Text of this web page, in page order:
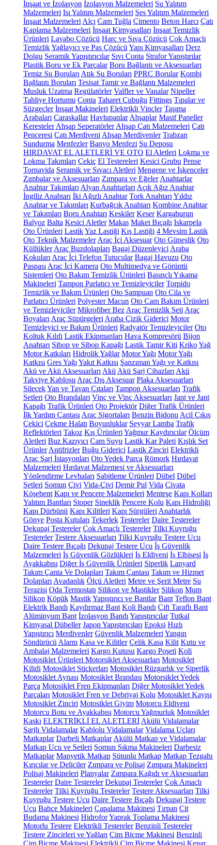
İnşaat ve İzolasyon İzolasyon Malzemeleri Su Yalıtım
Malzemeleri Isı Yalıtım Malzemeleri Ses Yalıtım Malzemeleri
İnşaat Malzemeleri Alçı Cam Tuğla Çimento Beton Harcı Çatı
Kaplama Malzemeleri İnşaat Kimyasalları İnşaat Temizlik
Ürünleri Lavabo Çözücü Harç ve Sıva Çözücü Çok Amaçlı
TemizlikYağlayıcı ve Pas Çözücü Yapı Kimyasalları Derz
Dolgu Seramik Yapıştırıcılar Sıvı Conta Strafor Yapıştırılar
Plastik Boru ve Ek Parçalar Boru Bağlantı ve Aksesuarları
Temiz Su Boruları Atık Su Boruları PPRC Borular Kombi
Bağlantı Boruları Tesisat Tamir ve Bağlantı Malzemeleri
Musluk Uzatma Regülatörler Valfler ve Vanalar Nipeller
Tahliye Hortumu Conta Taharet Çubuğu Fittings Tıpalar ve
Süzgeçler İnşaat Makineleri Elektrikli Vinçler Taşıma
Arabaları Caraskallar Havlupanlar Ahşaplar Masif Paneller
Keresteler Ahşap Seperatörler Ahşap Çatı Malzemeleri Çatı
Penceresi Çatı Merdiveni Ahşap Merdivenler Trabzan
Sundurma Menfezler Banyo Menfezi Su Deposu
HIRDAVAT EL ALETLERİ VE OTO El Aletleri Lokma ve
Lokma Takımları Çekiç El Testereleri Kesici Grubu Pense
Tornavida Seramik ve Sıvacı Aletleri Mengene ve İşkenceler
Zımbalar ve Aksesuarları Zımpara ve Eğeler Anahtarlar
Anahtar Takımları Alyan Anahtarları Açık Ağız Anahtar
İngiliz Anahtarı İki Ağızlı Anahtar Tork Anahtarı Yıldız
Anahtar ve Takımları Kurbağcık Anahtarı Kombine Anahtar
ve Takımları Boru Anahtarı Keskiler Keser Kargaburun
Balyoz Balta Kesici Aletler Makas Maket Bıçağı Iskarpela
Oto Ürünleri LastikYaz Lastiği Kış Lastiği 4 Mevsim Lastik
Oto Teknik Malzemeler Araç İçi Aksesuar Oto Güneşlik Oto
Küllükler Araç Buzdolapları Bagaj Düzenleyici Araba
Kokuları Araç İçi Telefon Tutucular Bagaj Havuzu Oto
Paspası Araç İçi Kamera Oto Multimedya ve Görüntü
Sistemleri Oto Bakım Temizlik Ürünleri Basınçlı Yıkama
Makineleri Tampon Parlatıcı ve Temizleyiciler Torpido
Temizlik ve Bakım Ürünleri Oto Şampuan Oto Cila ve
Parlatıcı Ürünleri Polyester Macun Oto Cam Bakım Ürünleri
ve Temizleyiciler Mikrofiber Bez Araç Temizlik Seti Araç
Boyaları Araç Süpürgeleri Araba Çizik Giderici Motor
Temizleyici ve Bakım Ürünleri Radyatör Temizleyiciler Oto
Koltuk Kılıfı Lastik Ekipmanları Hava Kompresörü Bijon
Anahtarı Sibop ve Sibop Kapağı Lastik Tamir Kiti KrikoYağ
Motor Katkıları Hidrolik Yağlar Motor Yağı Motor Yağı
Katkısı Gres Yağı Yakıt Katkısı Şanzıman Yağı ve Katkısı
Akü ve Akü Aksesuarları Akü Akü Şarj Cihazları Akü
Takviye Kablosu Araç Dış Aksesuar Plaka Aksesuarları
SilecekYan ve Tavan Çıtaları Tampon Aksesuarları Trafik
Setleri Oto Brandaları Vinç ve Vinç Aksesuarları Jant ve Jant
Kapağı Trafik Ürünleri Oto Projektör Diğer Trafik Ürünleri
İlk Yardım Çantası Araç Sigortaları Benzin Bidonu Acil Çıkış
Çekici Çekme Halatı Boyunluklar Seyyar Lamba Trafik
Reflektörleri Takoz Kış Ürünleri Yağmur Kaydırıcılar Ölçüm
Aletleri Buz Kazıyıcı Cam Suyu Lastik Kar Paleti Kışlık Set
Ürünler Antifrizler Buğu Giderici Lastik Zinciri Elektrikli
Araç Şarj İstasyonları Oto Yedek Parça Römork Hırdavat
Malzemeleri Hırdavat Malzemesi ve Aksesuarları
Yönlendirme Levhaları Sabitleme Ürünleri Dübel Dübel
Setleri Somun Çivi Vida-Çivi Demir Pul Vida Civata
Köşebent Kapı ve Pencere Malzemeleri Menteşe Kapı Kolları
Yalıtım Bantları Stoper Sineklik Pencere Kolu Kapı Hidroliği
Kapı Dürbünü Kapı Kilitleri Kapı Sürgüleri Anahtarlık
Gönye Posta Kutuları Tekerlek Testereler Daire Testereler
Dekupaj Testereler Çok Amaçlı Testereler Tilki Kuyruğu
Testereler Testere Aksesuarları Tilki Kuyruğu Testere Ucu
Daire Testere Bıçağı Dekupaj Testere Ucu İş Güvenlik
Malzemeleri İş Güvenlik Gözlükleri İş Eldiveni İş Elbisesi İş
Ayakkabısı Diğer İş Güvenlik Ürünleri Siperlik Lanyard
Takım Çanta Ve Dolapları Takım Çantası Takım ve Hizmet
Dolapları Avadanlık Ölçü Aletleri Metre ve Şerit Metre Su
Terazisi Oda Termostatı Silikon ve Mastikler Silikon Mum
Silikon Köpük MastikYapıştırıcı ve Bantlar Bant Teflon Bant
Elektrik Bandı Kaydırmaz Bant Koli Bandı Çift Taraflı Bant
Alüminyum Bant İzolasyon Bandı Yapıştırıcılar Tutkal
Kimyasal Dübeller Japon Yapıştırıcıları Epoksi Hızlı
Yapıştırıcı Merdivenler Güvenlik Malzemeleri Yangın
Söndürücü Alarm Kasa ve Kilitler Çelik Kasa Kilit Kutu ve
Ambalaj Malzemeleri Kargo Kutusu Kargo Poşeti Koli
Motosiklet Ürünleri Motorsiklet Aksesuarları Motosiklet
Kilidi Motosiklet Stickerları Motosiklet Rüzgarlık ve Siperlik
Motosiklet Aynası Motosiklet Brandası Motorsiklet Yedek
Parça Motosiklet Fren Ekipmanları Diğer Motosiklet Yedek
Parçaları Motosiklet Fren ve Debriyaj Kolu Motosiklet Kayışı
Motosiklet Zinciri Motosiklet Giyim Motorcu Eldiveni
Motorcu Botu ve Ayakkabısı Motorcu Yağmurluk Motosiklet
Kaskı ELEKTRİKLİ EL ALETLERİ Akülü Vidalamalar
Şarjlı Vidalamalar Kablolu Vidalamalar Vidalama Uçları
Matkaplar Darbeli Matkaplar Akülü Matkap ve Vidalamalar
Matkap Ucu ve Setleri Somun Sıkma Makineleri Darbesiz
Matkaplar Manyetik Matkap Sütunlu Matkap Matkap Tezgahı
Kırıcılar ve Deliciler Zımpara ve Polisaj Zımpara Makineleri
Polisaj Makineleri Planyalar Zımpara Kağıdı ve Aksesuarları
Testereler Daire Testereler Dekupaj Testereler Çok Amaçlı
Testereler Tilki Kuyruğu Testereler Testere Aksesuarları Tilki
Kuyruğu Testere Ucu Daire Testere Bıçağı Dekupaj Testere
Ucu Bahçe Makineleri Çapalama Makinesi Tırpan Çit
Budama Makinesi HidroforYaprak Toplama Makinesi
Motorlu Testere Elektrikli Testereler Benzinli Testereler
Testere Zincirleri ve Yağları Çim Biçme Makinesi Benzinli
Çim Biçme Makinesi Elektrikli Çim Biçme Makinesi Kenar